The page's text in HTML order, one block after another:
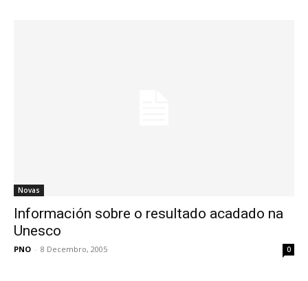
Novas
Información sobre o resultado acadado na
Unesco
PNO - 8 Decembro, 2005 0